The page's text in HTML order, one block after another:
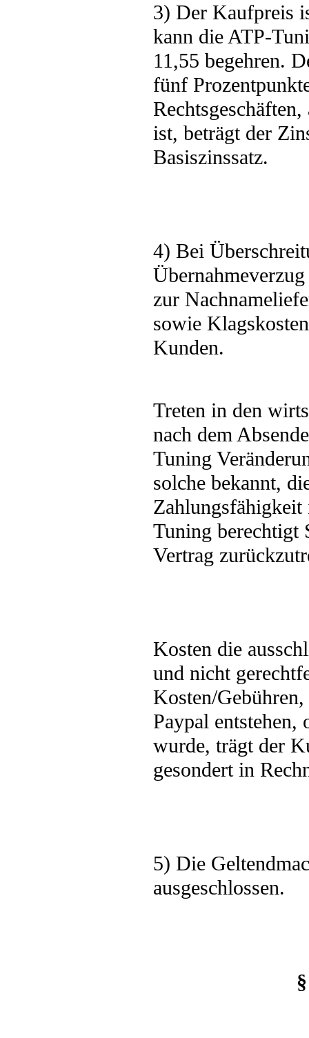
3) Der Kaufpreis
kann die ATP-
11,55 begehren.
fünf
ist, beträgt der
Basiszinssatz.
4) Bei
zur
sowie
Kunden.
Treten in den
nach dem
Tuning
solche bekannt,
Tuning berechtigt
Vertrag
Kosten die
und nicht
Kosten/
Paypal
wurde, trägt der
gesondert in
5) Die
ausgeschlossen.